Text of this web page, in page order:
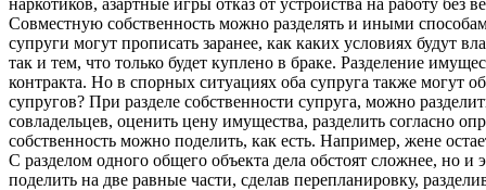
Совместную собственность можно разделять и иными
супруги могут прописать заранее, как каких условиях будут
так и тем, что только будет куплено в браке. Разделение
контракта. Но в спорных ситуациях оба супруга также могут
супругов? При разделе собственности супруга, можно
совладельцев, оценить цену имущества, разделить согласно
собственность можно поделить, как есть. Например, жене
С разделом одного общего объекта дела обстоят сложнее, но
поделить на две равные части, сделав перепланировку,